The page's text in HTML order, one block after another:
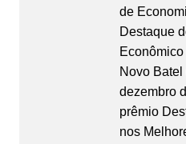
de
Destaque
Novo Batel
dezembro
prêmio
nos